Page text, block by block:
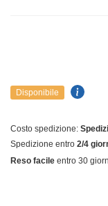
Disponibile
Costo spedizione:
Spedizione entro 2/4
Reso facile entro 30